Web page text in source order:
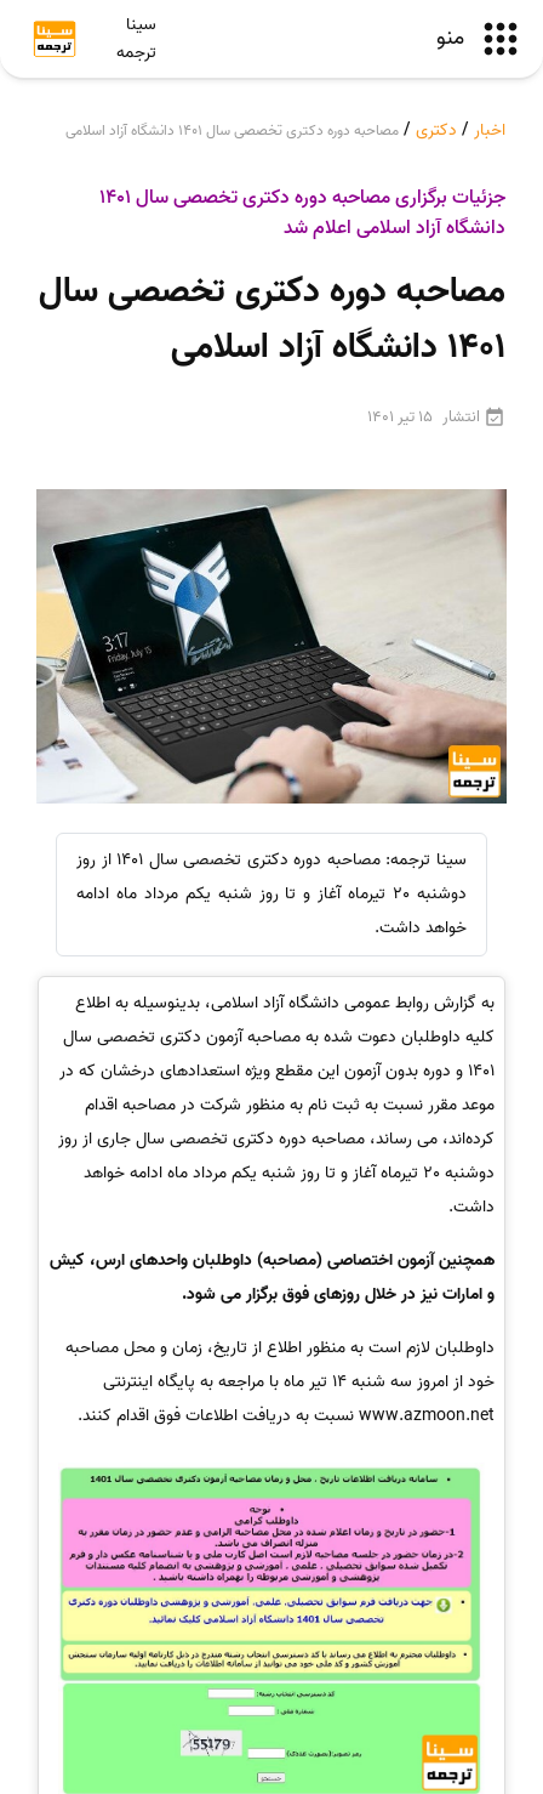
منو
سینا
ترجمه
اخبار / دکتری / مصاحبه دوره دکتری تخصصی سال 1401 دانشگاه آزاد اسلامی
جزئیات برگزاری مصاحبه دوره دکتری تخصصی سال 1401
دانشگاه آزاد اسلامی اعلام شد
مصاحبه دوره دکتری تخصصی سال
1401 دانشگاه آزاد اسلامی
انتشار 15 تیر 1401
سینا ترجمه: مصاحبه دوره دکتری تخصصی سال 1401 از روز
دوشنبه 20 تیرماه آغاز و تا روز شنبه یکم مرداد ماه ادامه
خواهد داشت.
به گزارش روابط عمومی دانشگاه آزاد اسلامی، بدینوسیله به اطلاع
کلیه داوطلبان دعوت شده به مصاحبه آزمون دکتری تخصصی سال
1401 و دوره بدون آزمون این مقطع ویژه استعدادهای درخشان که در
موعد مقرر نسبت به ثبت نام به منظور شرکت در مصاحبه اقدام
کرده‌اند، می رساند، مصاحبه دوره دکتری تخصصی سال جاری از روز
دوشنبه 20 تیرماه آغاز و تا روز شنبه یکم مرداد ماه ادامه خواهد
داشت.
همچنین آزمون اختصاصی (مصاحبه) داوطلبان واحدهای ارس، کیش
و امارات نیز در خلال روزهای فوق برگزار می شود.
داوطلبان لازم است به منظور اطلاع از تاریخ، زمان و محل مصاحبه
خود از امروز سه شنبه 14 تیر ماه با مراجعه به پایگاه اینترنتی
www.azmoon.net نسبت به دریافت اطلاعات فوق اقدام کنند.